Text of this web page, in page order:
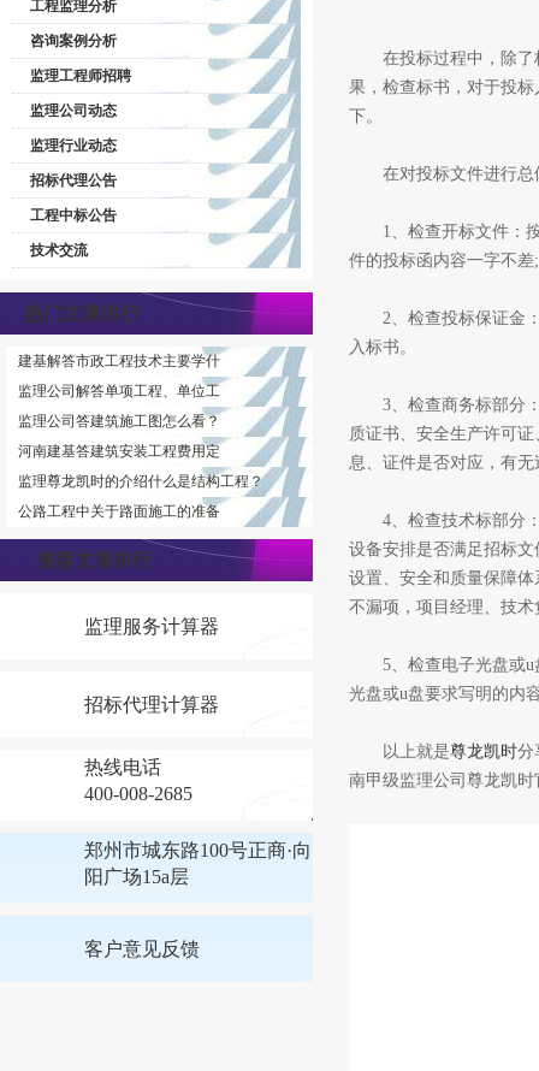
工程监理分析
咨询案例分析
监理工程师招聘
监理公司动态
监理行业动态
招标代理公告
工程中标公告
技术交流
热门文章排行
建基解答市政工程技术主要学什
监理公司解答单项工程、单位工
监理公司答建筑施工图怎么看？
河南建基答建筑安装工程费用定
监理尊龙凯时的介绍什么是结构工程？
公路工程中关于路面施工的准备
推荐文章排行
监理服务计算器
招标代理计算器
热线电话
400-008-2685
郑州市城东路100号正商·向
阳广场15a层
客户意见反馈
在投标过程中，除了标
果，检查标书，对于投
下。
在对投标文件进行总
1、检查开标文件：按
件的投标函内容一字不
2、检查投标保证金：
入标书。
3、检查商务标部分：
质证书、安全生产许可
息、证件是否对应，有无
4、检查技术标部分：
设备安排是否满足招标
设置、安全和质量保障
不漏项，项目经理、技
5、检查电子光盘或u
光盘或u盘要求写明的内
以上就是尊龙凯时分
南甲级监理公司尊龙凯时